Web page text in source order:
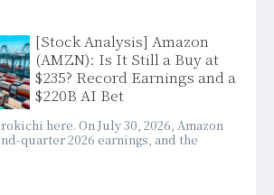
[Stock Analysis] Amazon
(AMZN): Is It Still a Buy at
$235? Record Earnings and a
$220B AI Bet
here. On July 30, 2026, Amazon
quarter 2026 earnings, and the